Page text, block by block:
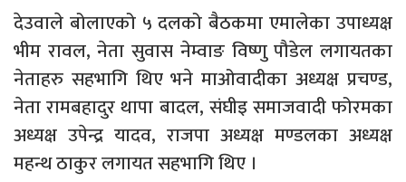
देउवाले बोलाएको ५ दलको बैठकमा एमालेका उपाध्यक्ष
भीम रावल, नेता सुवास नेम्वाङ विष्णु पौडेल लगायतका
नेताहरु सहभागि थिए भने माओवादीका अध्यक्ष प्रचण्ड,
नेता रामबहादुर थापा बादल, संघीइ समाजवादी फोरमका
अध्यक्ष उपेन्द्र यादव, राजपा अध्यक्ष मण्डलका अध्यक्ष
महन्थ ठाकुर लगायत सहभागि थिए ।